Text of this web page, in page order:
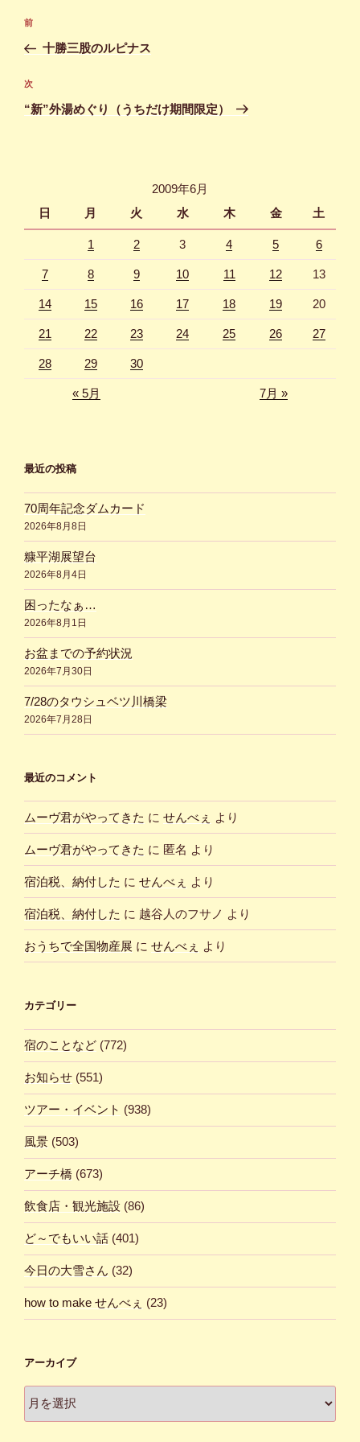
投
ナ
ビ
ゲ
前
の
稿
前
十勝三股のルピナス
次
の
次
“新”外湯めぐり（うちだけ期間限定）
2009年6月
日
月 火 水 木 金 土
1 2 3 4 5 6
7 8 9 10 11 12 13
14 15 16 17 18 19 20
21 22 23 24 25 26 27
28 29 30
« 5月 7月 »
最近の投稿
70周年記念ダムカード
2026年8月8日
糠平湖展望台
2026年8月4日
困ったなぁ…
2026年8月1日
お盆までの予約状況
2026年7月30日
7/28のタウシュベツ川橋梁
2026年7月28日
最近のコメント
ムーヴ君がやってきた に せんべぇ より
ムーヴ君がやってきた に 匿名 より
宿泊税、納付した に せんべぇ より
宿泊税、納付した に 越谷人のフサノ より
おうちで全国物産展 に せんべぇ より
カテゴリー
宿のことなど (772)
お知らせ (551)
ツアー・イベント (938)
風景 (503)
アーチ橋 (673)
飲食店・観光施設 (86)
ど～でもいい話 (401)
今日の大雪さん (32)
how to make せんべぇ (23)
アーカイブ
ー